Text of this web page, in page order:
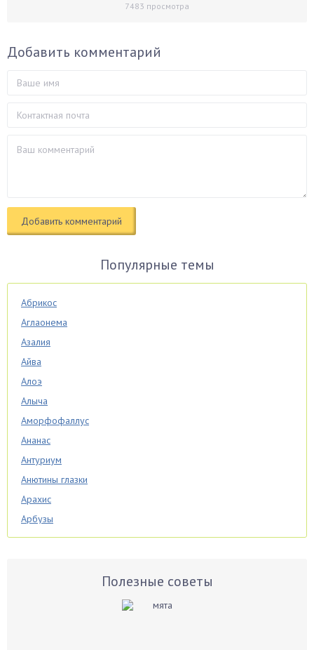
7483 просмотра
Добавить комментарий
Популярные темы
Абрикос
Аглаонема
Азалия
Айва
Алоэ
Алыча
Аморфофаллус
Ананас
Антуриум
Анютины глазки
Арахис
Арбузы
Аспарагус
Полезные советы